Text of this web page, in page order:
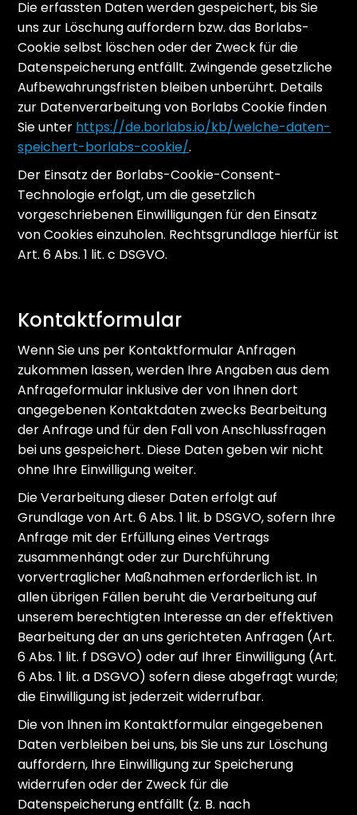
Die erfassten Daten werden gespeichert, bis Sie
uns zur Löschung auffordern bzw. das Borlabs-
Cookie selbst löschen oder der Zweck für die
Datenspeicherung entfällt. Zwingende gesetzliche
Aufbewahrungsfristen bleiben unberührt. Details
zur Datenverarbeitung von Borlabs Cookie finden
Sie unter https://de.borlabs.io/kb/welche-daten-
speichert-borlabs-cookie/.
Der Einsatz der Borlabs-Cookie-Consent-
Technologie erfolgt, um die gesetzlich
vorgeschriebenen Einwilligungen für den Einsatz
von Cookies einzuholen. Rechtsgrundlage hierfür ist
Art. 6 Abs. 1 lit. c DSGVO.
Kontaktformular
Wenn Sie uns per Kontaktformular Anfragen
zukommen lassen, werden Ihre Angaben aus dem
Anfrageformular inklusive der von Ihnen dort
angegebenen Kontaktdaten zwecks Bearbeitung
der Anfrage und für den Fall von Anschlussfragen
bei uns gespeichert. Diese Daten geben wir nicht
ohne Ihre Einwilligung weiter.
Die Verarbeitung dieser Daten erfolgt auf
Grundlage von Art. 6 Abs. 1 lit. b DSGVO, sofern Ihre
Anfrage mit der Erfüllung eines Vertrags
zusammenhängt oder zur Durchführung
vorvertraglicher Maßnahmen erforderlich ist. In
allen übrigen Fällen beruht die Verarbeitung auf
unserem berechtigten Interesse an der effektiven
Bearbeitung der an uns gerichteten Anfragen (Art.
6 Abs. 1 lit. f DSGVO) oder auf Ihrer Einwilligung (Art.
6 Abs. 1 lit. a DSGVO) sofern diese abgefragt wurde;
die Einwilligung ist jederzeit widerrufbar.
Die von Ihnen im Kontaktformular eingegebenen
Daten verbleiben bei uns, bis Sie uns zur Löschung
auffordern, Ihre Einwilligung zur Speicherung
widerrufen oder der Zweck für die
Datenspeicherung entfällt (z. B. nach